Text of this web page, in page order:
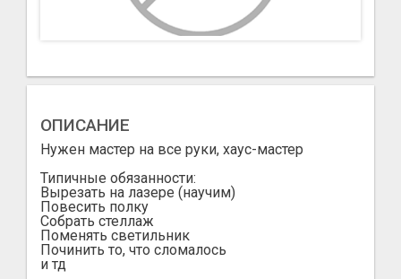
ОПИСАНИЕ
Нужен мастер на все руки, хаус-мастер
Типичные обязанности:
Вырезать на лазере (научим)
Повесить полку
Собрать стеллаж
Поменять светильник
Починить то, что сломалось
и тд